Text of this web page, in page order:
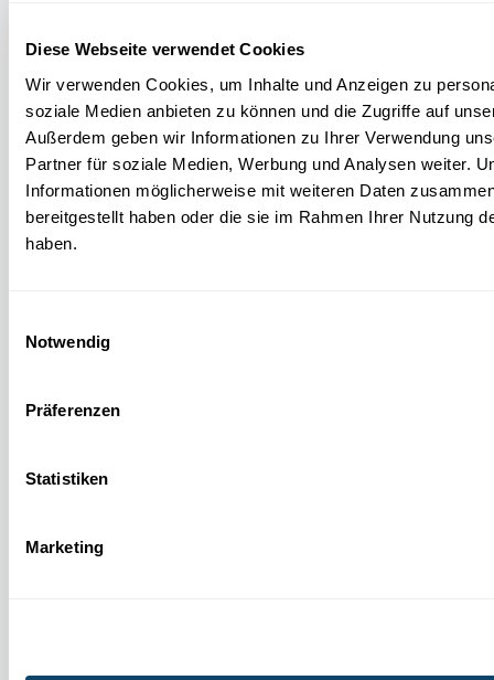
Diese Webseite verwendet Cookies
Wir verwenden Cookies, um Inhalte und Anzeigen zu
soziale Medien anbieten zu können und die Zugriffe auf
Außerdem geben wir Informationen zu Ihrer Verwendung
Partner für soziale Medien, Werbung und Analysen weiter.
Informationen möglicherweise mit weiteren Daten
bereitgestellt haben oder die sie im Rahmen Ihrer Nutzung
haben.
Notwendig
Präferenzen
Statistiken
Marketing
ENERGIE DER SONNE
Welcher Luftballon platzt schneller in der
Sonne?
FNR
Bau e Schnéimännchen ouni Schnéi – a looss